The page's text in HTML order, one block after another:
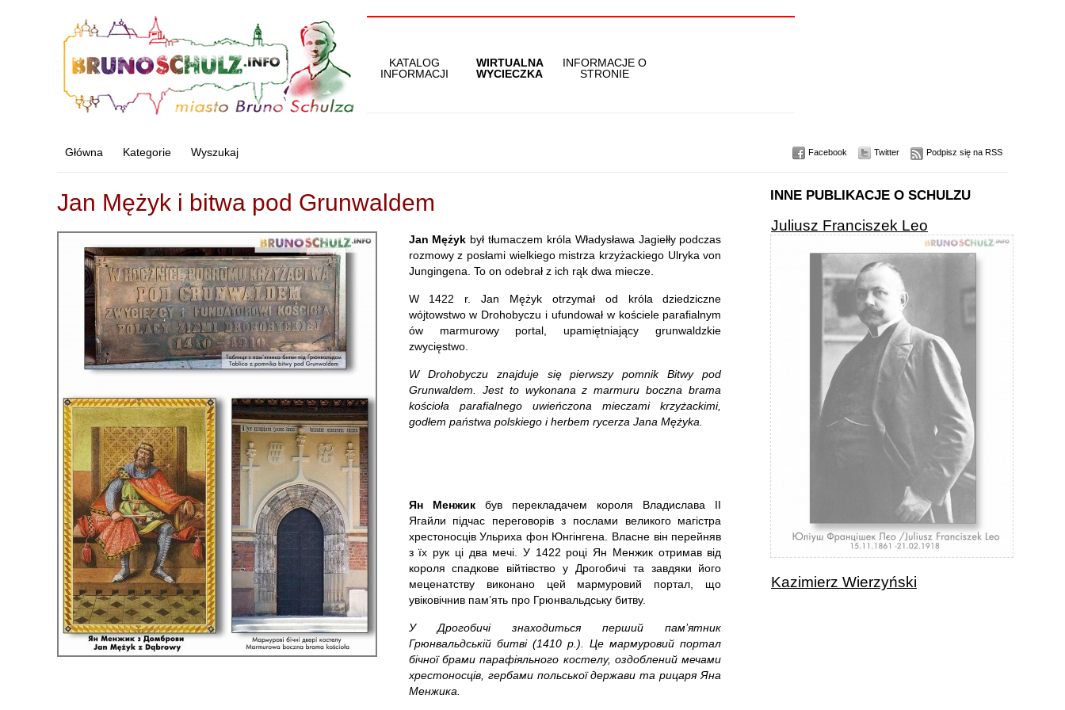
KATALOG
INFORMACJI
WIRTUALNA
WYCIECZKA
INFORMACJE O
STRONIE
Podpisz się na RSS
Twitter
Facebook
Główna Kategorie Wyszukaj
Jan Mężyk i bitwa pod Grunwaldem
Jan Mężyk był tłumaczem króla Władysława Jagiełły podczas
rozmowy z posłami wielkiego mistrza krzyżackiego Ulryka von
Jungingena. To on odebrał z ich rąk dwa miecze.
W 1422 r. Jan Mężyk otrzymał od króla dziedziczne
wójtowstwo w Drohobyczu i ufundował w kościele parafialnym
ów marmurowy portal, upamiętniający grunwaldzkie
zwycięstwo.
W Drohobyczu znajduje się pierwszy pomnik Bitwy pod
Grunwaldem. Jest to wykonana z marmuru boczna brama
kościoła parafialnego uwieńczona mieczami krzyżackimi,
godłem państwa polskiego i herbem rycerza Jana Mężyka.
Ян Менжикбув перекладачем короля Владислава ІІ
Ягайли підчас переговорів з послами великого магістра
хрестоносців Ульриха фон Юнгінгена. Власне він перейняв
з їх рук ці два мечі. У 1422 році Ян Менжик отримав від
короля спадкове війтівство у Дрогобичі та завдяки його
меценатству виконано цей мармуровий портал, що
увіковічнив пам’ять про Грюнвальдську битву.
У Дрогобичі знаходиться перший пам’ятник
Грюнвальдській битві (1410 р.). Це мармуровий портал
бічної брами парафіяльного костелу, оздоблений мечами
хрестоносців, гербами польської держави та рицаря Яна
Менжика.
INNE PUBLIKACJE O SCHULZU
Juliusz Franciszek Leo
Kazimierz Wierzyński